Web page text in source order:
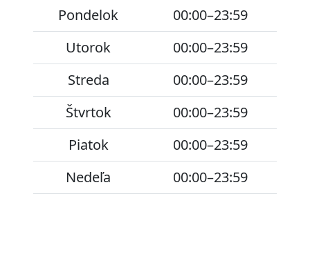
Pondelok
00:00–23:59
Utorok
00:00–23:59
Streda
00:00–23:59
Štvrtok
00:00–23:59
Piatok
00:00–23:59
Nedeľa
00:00–23:59